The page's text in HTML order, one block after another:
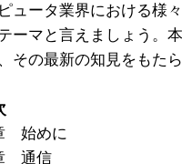
ュータ業界における様
ーマと言えましょう。
その最新の知見をもた
始めに
通信